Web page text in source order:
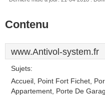
Contenu
www.Antivol-system.fr
Sujets:
Accueil, Point Fort Fichet,
Appartement, Porte De